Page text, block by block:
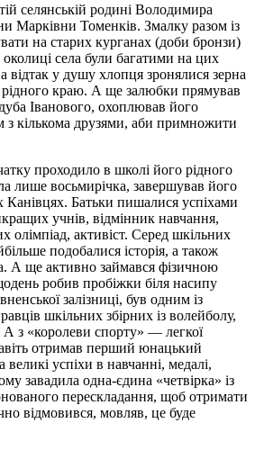
селянській родині Володимира
Марківни Томенків. Змалку разом із
на старих курганах (доби бронзи)
села були багатими на цих
відтак у душу хлопця зронялися зерна
краю. А ще залюбки прямував
Іванового, охоплював його
з кількома друзями, аби примножити
проходило в школі його рідного
лише восьмирічка, завершував його
Канівцях. Батьки пишалися успіхами
учнів, відмінник навчання,
олімпіад, активіст. Серед шкільних
подобалися історія, а також
А ще активно займався фізичною
робив пробіжки біля насипу
залізниці, був одним із
шкільних збірних із волейболу,
А з «королеви спорту» — легкої
отримав перший юнацький
успіхи в навчанні, медалі,
завадила одна-єдина «четвірка» із
перескладання, щоб отримати
відмовився, мовляв, це буде